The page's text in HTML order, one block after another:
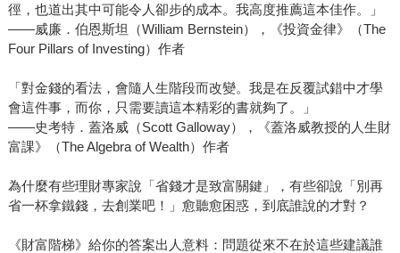
守住資產的高資產族群，本書都提供對應階段的數據與策
略，正如《高勝算決策》作者安妮．杜克的推薦：「作者馬
朱利建構出一套獨特架構，協助讀者評估各種選擇，並正視
其中往往被忽略的成本。這是一本令人耳目一新的誠實之
作，不僅有助於優化理財決策，也引導讀者重新思考何謂真
正重要的選擇。」誠摯推薦這本書給每一位渴望在財務與人
生中持續進階的讀者。
徑，也道出其中可能令人卻步的成本。我高度推薦這本佳作。」
――威廉．伯恩斯坦（William Bernstein），《投資金律》（The
Four Pillars of Investing）作者
「對金錢的看法，會隨人生階段而改變。我是在反覆試錯中才學
會這件事，而你，只需要讀這本精彩的書就夠了。」
――史考特．蓋洛威（Scott Galloway），《蓋洛威教授的人生財
富課》（The Algebra of Wealth）作者
為什麼有些理財專家說「省錢才是致富關鍵」，有些卻說「別再
省一杯拿鐵錢，去創業吧！」愈聽愈困惑，到底誰說的才對？
《財富階梯》給你的答案出人意料：問題從來不在於這些建議誰